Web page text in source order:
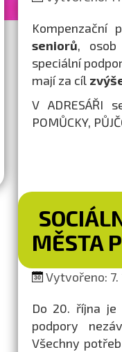
seniorů, osob
speciální
mají za cíl
V ADRESÁŘI
POMŮCKY,
MĚSTA
Vytvořeno: 7.
Do 20. října je
podpory
Všechny